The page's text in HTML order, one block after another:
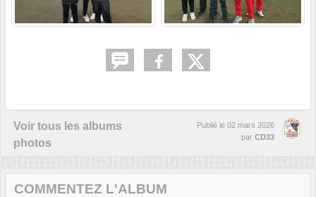
Voir tous les albums
photos
Publié le 02 mars 2026
par CD33
COMMENTEZ L'ALBUM